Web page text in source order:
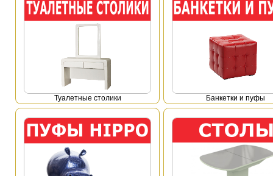
Туалетные столики Банкетки и пуфы